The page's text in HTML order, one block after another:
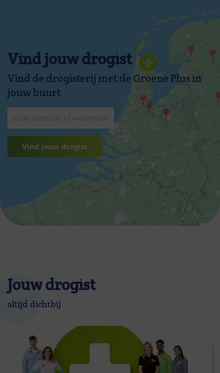
Vind jouw drogist
Vind de drogisterij met de Groene Plus in
jouw buurt
Vind jouw drogist
Jouw drogist
altijd dichtbij